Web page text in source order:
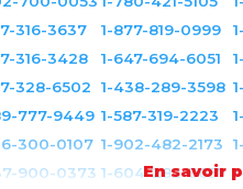
En savoir
316-3637 1-877-819-0999
316-3428 1-647-694-6051
328-6502 1-438-289-3598
777-9449 1-587-319-2223
300-0107 1-902-482-2173
900-0373 1-604-282-3657